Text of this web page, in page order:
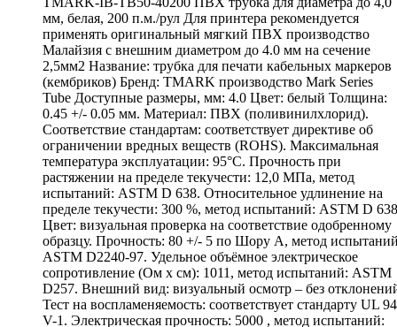
мм, белая, 200 п.м./рул Для принтера рекомендуется
применять оригинальный мягкий ПВХ производство
Малайзия с внешним диаметром до 4.0 мм на сечение
2,5мм2 Название: трубка для печати кабельных маркеров
(кембриков) Бренд: TMARK производство Mark Series
Tube Доступные размеры, мм: 4.0 Цвет: белый Толщина:
0.45 +/- 0.05 мм. Материал: ПВХ (поливинилхлорид).
Соответствие стандартам: соответствует директиве об
ограничении вредных веществ (ROHS). Максимальная
температура эксплуатации: 95°С. Прочность при
растяжении на пределе текучести: 12,0 МПа, метод
испытаний: ASTM D 638. Относительное удлинение на
пределе текучести: 300 %, метод испытаний: ASTM D
Цвет: визуальная проверка на соответствие одобренному
образцу. Прочность: 80 +/- 5 по Шору А, метод
ASTM D2240-97. Удельное объёмное электрическое
сопротивление (Ом х см): 1011, метод испытаний: ASTM
D257. Внешний вид: визуальный осмотр – без
Тест на воспламеняемость: соответствует стандарту UL 94
V-1. Электрическая прочность: 5000 , метод испытаний: